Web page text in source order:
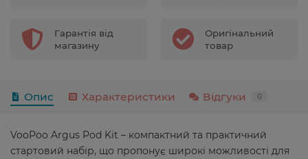
Гарантія від
магазину
Оригінальний
товар
Опис Характеристики Відгуки 0
VooPoo Argus Pod Kit – компактний та практичний
стартовий набір, що пропонує широкі можливості для